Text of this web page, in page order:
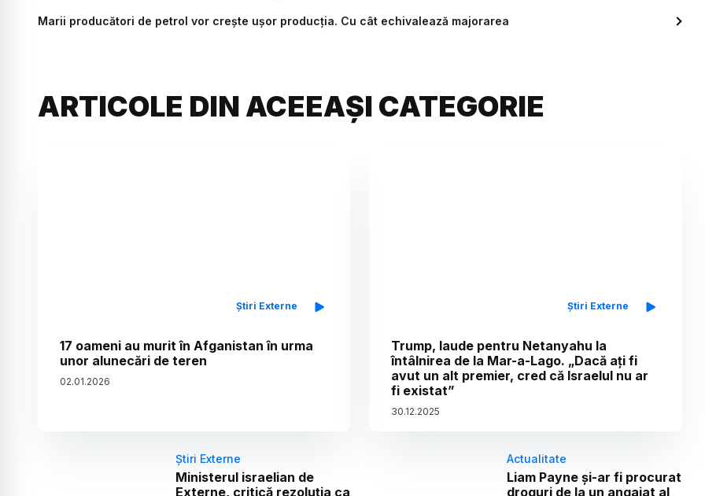
Marii producători de petrol vor crește ușor producția. Cu cât echivalează majorarea
ARTICOLE DIN ACEEAȘI CATEGORIE
Știri Externe
17 oameni au murit în Afganistan în urma
unor alunecări de teren
02.01.2026
Știri Externe
Trump, laude pentru Netanyahu la
întâlnirea de la Mar-a-Lago. „Dacă ați fi
avut un alt premier, cred că Israelul nu ar
fi existat”
30.12.2025
Știri Externe
Ministerul israelian de
Externe, critică rezoluția ca
Actualitate
Liam Payne și-ar fi procurat
droguri de la un angajat al